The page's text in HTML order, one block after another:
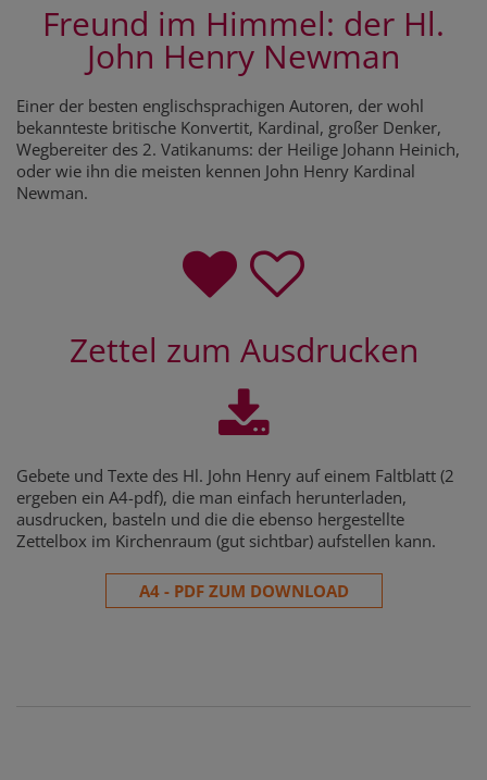
Freund im Himmel: der Hl.
John Henry Newman
Einer der besten englischsprachigen Autoren, der wohl
bekannteste britische Konvertit, Kardinal, großer Denker,
Wegbereiter des 2. Vatikanums: der Heilige Johann Heinich,
oder wie ihn die meisten kennen John Henry Kardinal
Newman.
Zettel zum Ausdrucken
Gebete und Texte des Hl. John Henry auf einem Faltblatt (2
ergeben ein A4-pdf), die man einfach herunterladen,
ausdrucken, basteln und die die ebenso hergestellte
Zettelbox im Kirchenraum (gut sichtbar) aufstellen kann.
A4 - PDF ZUM DOWNLOAD